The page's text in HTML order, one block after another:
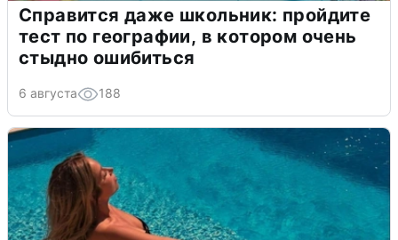
Справится даже школьник: пройдите
тест по географии, в котором очень
стыдно ошибиться
6 августа 188